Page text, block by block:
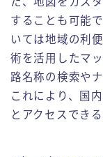
することも可能
いては地域の利
術を活用したマ
路名称の検索や
これにより、国
とアクセスでき